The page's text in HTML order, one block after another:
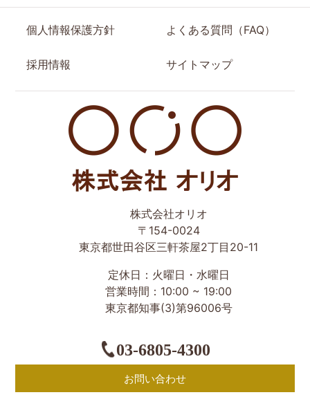
個人情報保護方針
採用情報
よくある質問（FAQ）
サイトマップ
却・買取は株式会社Orio
株式会社オリオ
〒154-0024
東京都世田谷区三軒茶屋2丁目20-11
定休日：火曜日・水曜日
営業時間：10:00 ~ 19:00
東京都知事(3)第96006号
03-6805-4300
お問い合わせ